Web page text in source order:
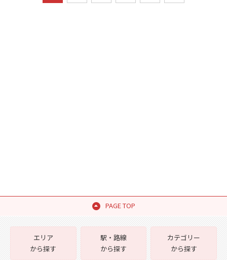
PAGE TOP
エリア
から探す
駅・路線
から探す
カテゴリー
から探す